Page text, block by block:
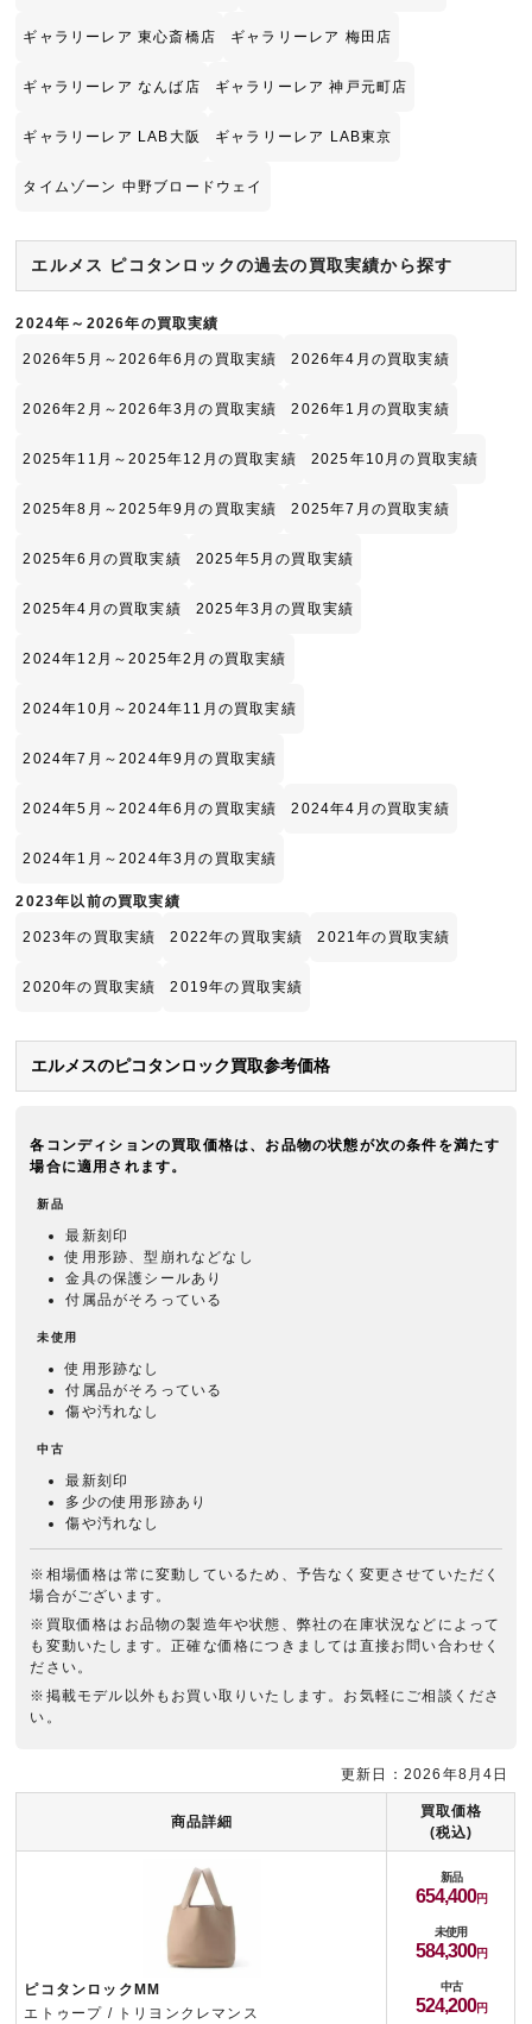
ギャラリーレア 東心斎橋店 ギャラリーレア 梅田店
ギャラリーレア なんば店 ギャラリーレア 神戸元町店
ギャラリーレア LAB大阪 ギャラリーレア LAB東京
タイムゾーン 中野ブロードウェイ
エルメス ピコタンロックの過去の買取実績から探す
2024年～2026年の買取実績
2026年5月～2026年6月の買取実績 2026年4月の買取実績
2026年2月～2026年3月の買取実績 2026年1月の買取実績
2025年11月～2025年12月の買取実績 2025年10月の買取実績
2025年8月～2025年9月の買取実績 2025年7月の買取実績
2025年6月の買取実績 2025年5月の買取実績
2025年4月の買取実績 2025年3月の買取実績
2024年12月～2025年2月の買取実績
2024年10月～2024年11月の買取実績
2024年7月～2024年9月の買取実績
2024年5月～2024年6月の買取実績 2024年4月の買取実績
2024年1月～2024年3月の買取実績
2023年以前の買取実績
2023年の買取実績 2022年の買取実績 2021年の買取実績
2020年の買取実績 2019年の買取実績
エルメスのピコタンロック買取参考価格
各コンディションの買取価格は、お品物の状態が次の条件を満たす
場合に適用されます。
新品
最新刻印
使用形跡、型崩れなどなし
金具の保護シールあり
付属品がそろっている
未使用
使用形跡なし
付属品がそろっている
傷や汚れなし
中古
最新刻印
多少の使用形跡あり
傷や汚れなし
※相場価格は常に変動しているため、予告なく変更させていただく
場合がございます。
※買取価格はお品物の製造年や状態、弊社の在庫状況などによって
も変動いたします。正確な価格につきましては直接お問い合わせく
ださい。
※掲載モデル以外もお買い取りいたします。お気軽にご相談くださ
い。
商品詳細
買取価格
(税込)
ピコタンロックMM
エトゥープ / トリヨンクレマンス
新品
654,400
未使用
584,300
中古
524,200
更新日：2026年8月4日